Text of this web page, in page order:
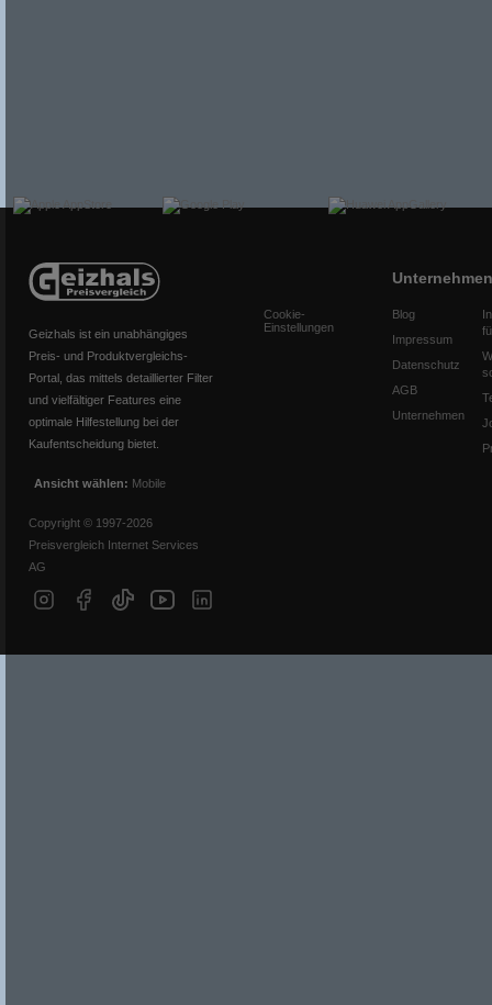
Geizhals ist ein unabhängiges
Preis- und Produktvergleichs-
Portal, das mittels detaillierter Filter
und vielfältiger Features eine
optimale Hilfestellung bei der
Kaufentscheidung bietet.
Ansicht wählen: Mobile
Copyright © 1997-2026
Preisvergleich Internet Services
AG
Cookie-
Einstellungen
Unternehmen
Blog
Impressum
Datenschutz
AGB
Unternehmen